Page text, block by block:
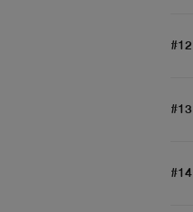
#12
#13
#14